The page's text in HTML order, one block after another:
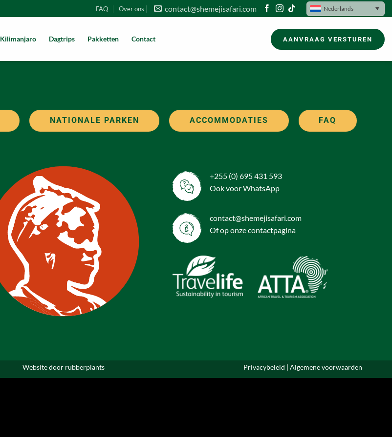
FAQ Over ons contact@shemejisafari.com Nederlands
Kilimanjaro Dagtrips Pakketten Contact AANVRAAG VERSTUREN
NATIONALE PARKEN ACCOMMODATIES FAQ
+255 (0) 695 431 593
Ook voor WhatsApp
contact@shemejisafari.com
Of op onzecontactpagina
Website door rubberplants Privacybeleid |Algemene voorwaarden